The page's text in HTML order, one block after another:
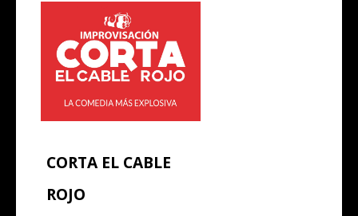
CORTA EL CABLE
ROJO